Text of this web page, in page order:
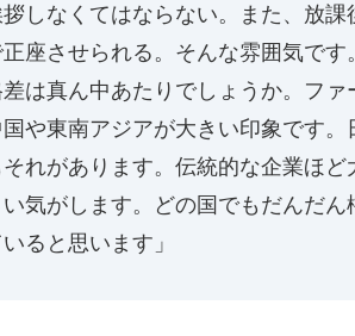
しなくてはならない。また、放課
座させられる。そんな雰囲気です。
は真ん中あたりでしょうか。ファ
や東南アジアが大きい印象です。
れがあります。伝統的な企業ほど
気がします。どの国でもだんだん
ると思います」